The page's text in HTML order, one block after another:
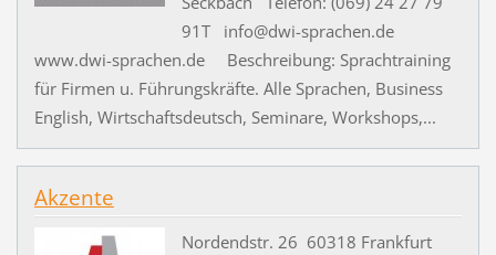
91T info@dwi-sprachen.de
www.dwi-sprachen.de Beschreibung: Sprachtraining
für Firmen u. Führungskräfte. Alle Sprachen, Business
English, Wirtschaftsdeutsch, Seminare, Workshops,...
Akzente
Nordendstr. 26 60318 Frankfurt